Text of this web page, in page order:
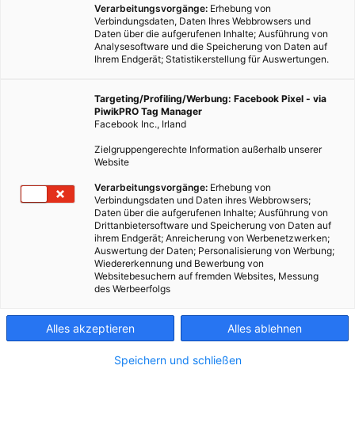
Kontakt
Impressum
Verarbeitungsvorgänge: Erhebung von
Verbindungsdaten, Daten Ihres Webbrowsers und
Daten über die aufgerufenen Inhalte; Ausführung von
Analysesoftware und die Speicherung von Daten auf
Ihrem Endgerät; Statistikerstellung für Auswertungen.
Targeting/Profiling/Werbung: Facebook Pixel - via
PiwikPRO Tag Manager
Facebook Inc., Irland
Zielgruppengerechte Information außerhalb unserer
Website
Verarbeitungsvorgänge: Erhebung von
Verbindungsdaten und Daten ihres Webbrowsers;
Daten über die aufgerufenen Inhalte; Ausführung von
Drittanbietersoftware und Speicherung von Daten auf
ihrem Endgerät; Anreicherung von Werbenetzwerken;
Auswertung der Daten; Personalisierung von Werbung;
Wiedererkennung und Bewerbung von
Websitebesuchern auf fremden Websites, Messung
des Werbeerfolgs
Alles akzeptieren Alles ablehnen
Speichern und schließen